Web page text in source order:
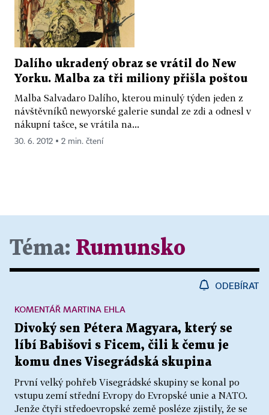
Dalího ukradený obraz se vrátil do New
Yorku. Malba za tři miliony přišla poštou
Malba Salvadaro Dalího, kterou minulý týden jeden z
návštěvníků newyorské galerie sundal ze zdi a odnesl v
nákupní tašce, se vrátila na...
30. 6. 2012 ▪ 2 min. čtení
Téma: Rumunsko
ODEBÍRAT
Divoký sen Pétera Magyara, který se
líbí Babišovi s Ficem, čili k čemu je
komu dnes Visegrádská skupina
První velký pohřeb Visegrádské skupiny se konal po
vstupu zemí střední Evropy do Evropské unie a NATO.
Jenže čtyři středoevropské země posléze zjistily, že se
KOMENTÁŘ MARTINA EHLA